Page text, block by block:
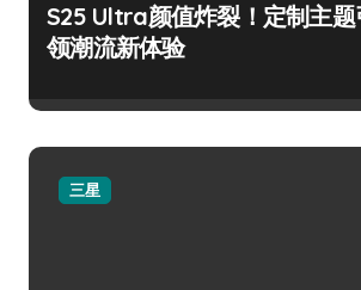
S25 Ultra颜值炸裂！定制主题
领潮流新体验
三星